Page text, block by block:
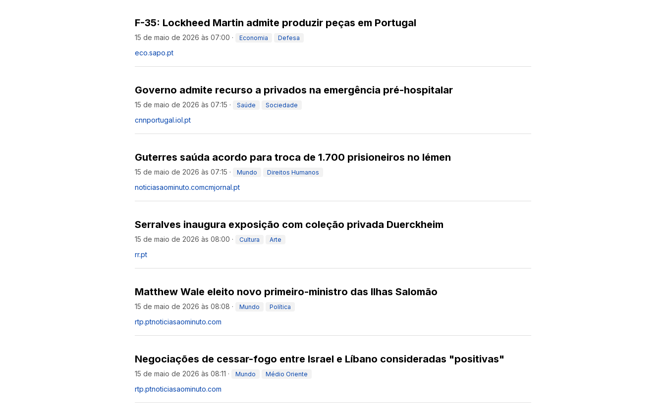
F-35: Lockheed Martin admite produzir peças em Portugal
15 de maio de 2026 às 07:00 · Economia Defesa
eco.sapo.pt
Governo admite recurso a privados na emergência pré-hospitalar
15 de maio de 2026 às 07:15 · Saúde Sociedade
cnnportugal.iol.pt
Guterres saúda acordo para troca de 1.700 prisioneiros no Iémen
15 de maio de 2026 às 07:15 · Mundo Direitos Humanos
noticiasaominuto.comcmjornal.pt
Serralves inaugura exposição com coleção privada Duerckheim
15 de maio de 2026 às 08:00 · Cultura Arte
rr.pt
Matthew Wale eleito novo primeiro-ministro das Ilhas Salomão
15 de maio de 2026 às 08:08 · Mundo Política
rtp.ptnoticiasaominuto.com
Negociações de cessar-fogo entre Israel e Líbano consideradas "positivas"
15 de maio de 2026 às 08:11 · Mundo Médio Oriente
rtp.ptnoticiasaominuto.com